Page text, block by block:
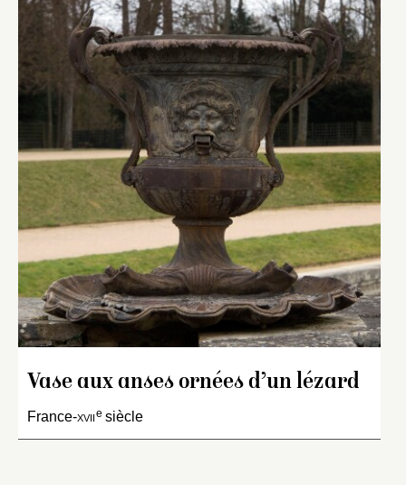
Vase aux anses ornées d’un lézard
France-xviie siècle